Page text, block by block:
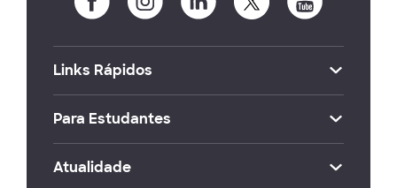
Links Rápidos
Para Estudantes
Atualidade